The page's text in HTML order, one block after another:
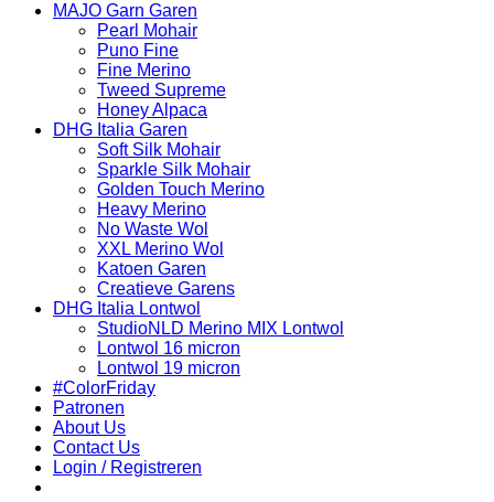
MAJO Garn Garen
Pearl Mohair
Puno Fine
Fine Merino
Tweed Supreme
Honey Alpaca
DHG Italia Garen
Soft Silk Mohair
Sparkle Silk Mohair
Golden Touch Merino
Heavy Merino
No Waste Wol
XXL Merino Wol
Katoen Garen
Creatieve Garens
DHG Italia Lontwol
StudioNLD Merino MIX Lontwol
Lontwol 16 micron
Lontwol 19 micron
#ColorFriday
Patronen
About Us
Contact Us
Login / Registreren